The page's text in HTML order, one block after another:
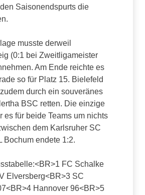
Saisonendspurts die
musste derweil
(0:1 bei Zweitligameister
Am Ende reichte es
so für Platz 15. Bielefeld
durch ein souveränes
BSC retten. Die einzige
es für beide Teams um nichts
dem Karlsruher SC
Bochum endete 1:2.
FC Schalke
Elversberg<BR>3 SC
Hannover 96<BR>5